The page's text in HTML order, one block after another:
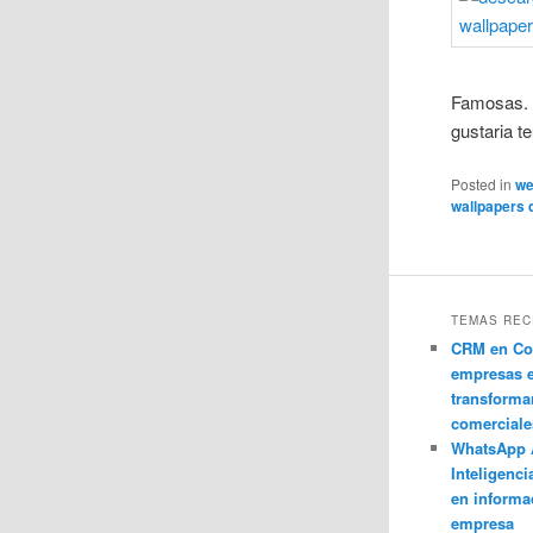
gustaria
Posted in
wallpapers
TEMAS
CRM en
empresas
WhatsApp
en
empresa